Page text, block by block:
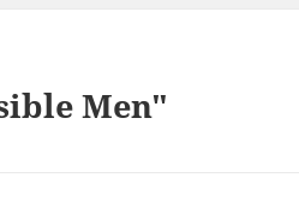
Men"